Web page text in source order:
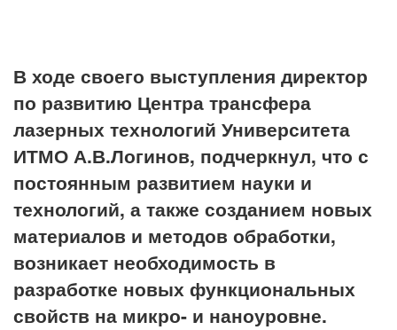
В ходе своего выступления директор
по развитию Центра трансфера
лазерных технологий Университета
ИТМО А.В.Логинов, подчеркнул, что с
постоянным развитием науки и
технологий, а также созданием новых
материалов и методов обработки,
возникает необходимость в
разработке новых функциональных
свойств на микро- и наноуровне.